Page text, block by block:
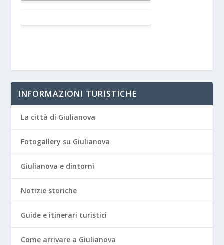
INFORMAZIONI TURISTICHE
La città di Giulianova
Fotogallery su Giulianova
Giulianova e dintorni
Notizie storiche
Guide e itinerari turistici
Come arrivare a Giulianova